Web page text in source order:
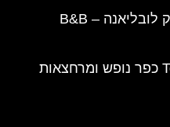
מלון בד אנד ברקפסט פארק לובליאנה – B&B
טרמה קאטז – Terme Catez כפר נופש ומרחצאות